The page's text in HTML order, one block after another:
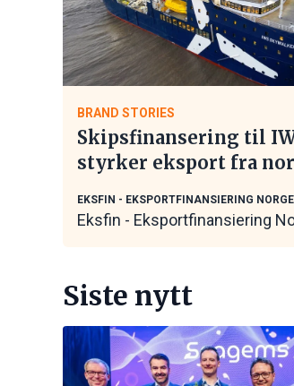
BRAND STORIES
Skipsfinansering til
styrker eksport fra
EKSFIN - EKSPORTFINANSIERING NORGE
Eksfin - Eksportfinansiering
Siste nytt